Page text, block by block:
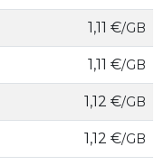
1,11 €/GB
1,11 €/GB
1,12 €/GB
1,12 €/GB